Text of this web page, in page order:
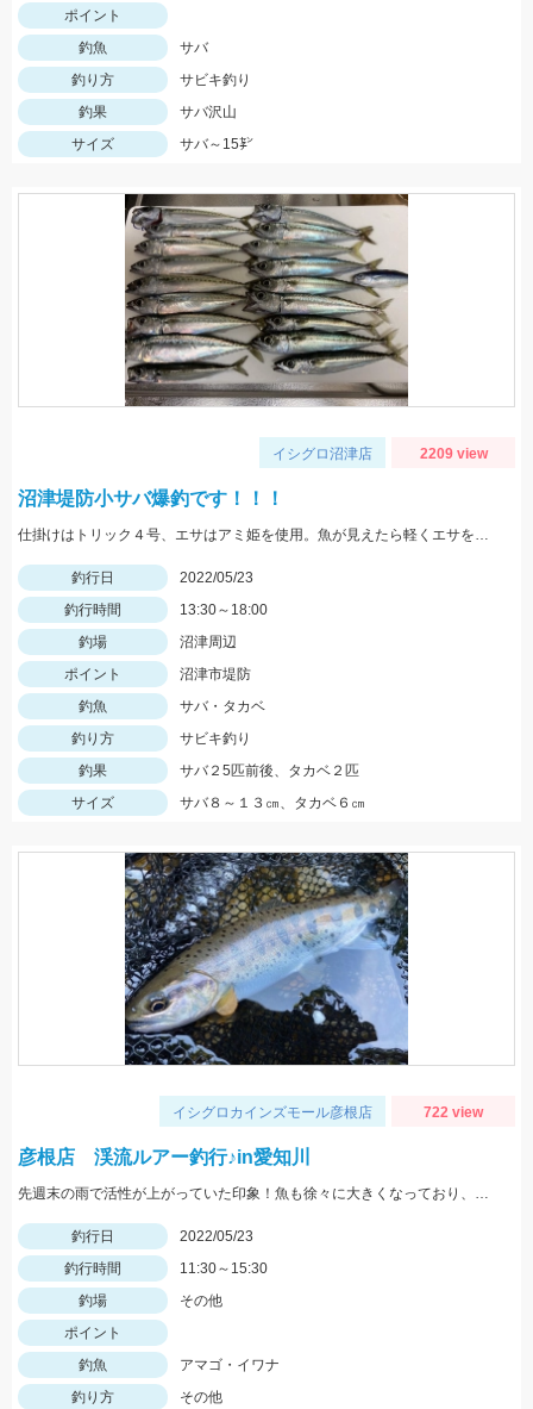
ポイント
釣魚
サバ
釣り方
サビキ釣り
釣果
サバ沢山
サイズ
サバ～15㌢
イシグロ沼津店 2209 view
沼津堤防小サバ爆釣です！！！
仕掛けはトリック４号、エサはアミ姫を使用。魚が見えたら軽くエサを撒いて、仕掛けをたらせば入れ食いでした。
釣行日
2022/05/23
釣行時間
13:30～18:00
釣場
沼津周辺
ポイント
沼津市堤防
釣魚
サバ・タカベ
釣り方
サビキ釣り
釣果
サバ２5匹前後、タカベ２匹
サイズ
サバ８～１３㎝、タカベ６㎝
イシグロカインズモール彦根店 722 view
彦根店 渓流ルアー釣行♪in愛知川
先週末の雨で活性が上がっていた印象！魚も徐々に大きくなっており、まだまだ楽しめそうですよ♪
釣行日
2022/05/23
釣行時間
11:30～15:30
釣場
その他
ポイント
釣魚
アマゴ・イワナ
釣り方
その他